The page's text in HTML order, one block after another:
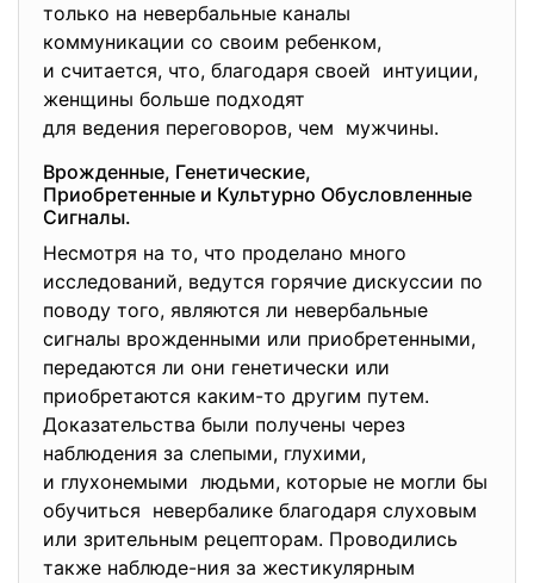
только на невербальные каналы
коммуникации со своим ребенком,
и считается, что, благодаря своей интуиции,
женщины больше подходят
для ведения переговоров, чем мужчины.
Врожденные, Генетические,
Приобретенные и Культурно Обусловленные
Сигналы.
Несмотря на то, что проделано много
исследований, ведутся горячие дискуссии по
поводу того, являются ли невербальные
сигналы врожденными или приобретенными,
передаются ли они генетически или
приобретаются каким-то другим путем.
Доказательства были получены через
наблюдения за слепыми, глухими,
и глухонемыми людьми, которые не могли бы
обучиться невербалике благодаря слуховым
или зрительным рецепторам. Проводились
также наблюде-ния за жестикулярным